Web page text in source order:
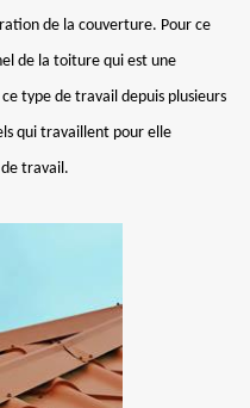
de la couverture. Pour ce
de la toiture qui est une
type de travail depuis plusieurs
qui travaillent pour elle
travail.